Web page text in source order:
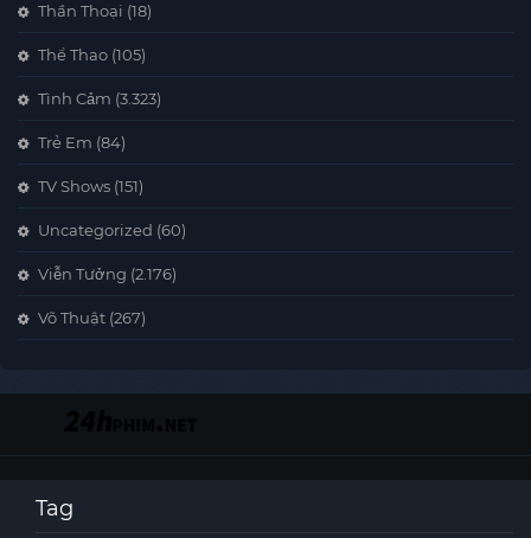
Thần Thoại (18)
Thể Thao (105)
Tình Cảm (3.323)
Trẻ Em (84)
TV Shows (151)
Uncategorized (60)
Viễn Tưởng (2.176)
Võ Thuật (267)
Tag